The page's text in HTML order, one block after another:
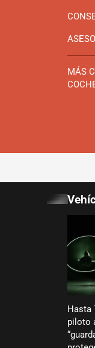
MÁS
Hasta
piloto